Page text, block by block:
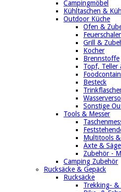
Campingmöbel
Kühltaschen &
Outdoor Küche
Ofen &
Grill &
Kocher
Brennstoffe
Topf, Teller
Besteck
Sonstige
Tools & Messer
Multitools
Äxte &
Zubehör -
Camping Zubehör
Rucksäcke & Gepäck
Rucksäcke
Trekking- &